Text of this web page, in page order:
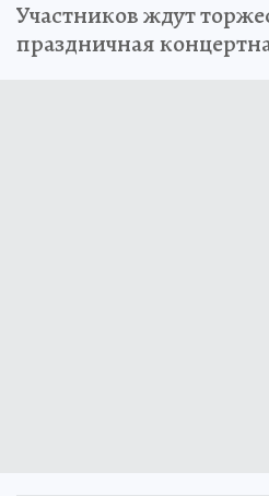
Участников ждут
праздничная